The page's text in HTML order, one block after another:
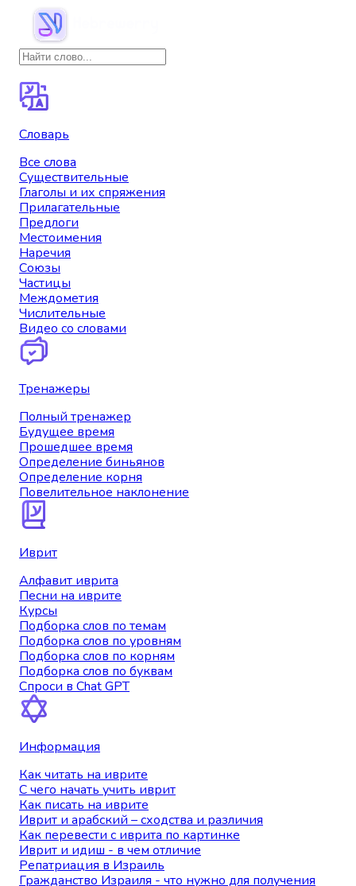
Словарь
Все слова
Существительные
Глаголы и их спряжения
Прилагательные
Предлоги
Местоимения
Наречия
Союзы
Частицы
Междометия
Числительные
Видео со словами
Тренажеры
Полный тренажер
Будущее время
Прошедшее время
Определение биньянов
Определение корня
Повелительное наклонение
Иврит
Алфавит иврита
Песни на иврите
Курсы
Подборка слов по темам
Подборка слов по уровням
Подборка слов по корням
Подборка слов по буквам
Спроси в Chat GPT
Информация
Как читать на иврите
С чего начать учить иврит
Как писать на иврите
Иврит и арабский – сходства и различия
Как перевести с иврита по картинке
Иврит и идиш - в чем отличие
Репатриация в Израиль
Гражданство Израиля - что нужно для получения